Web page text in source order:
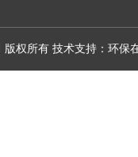
权所有 技术支持： 环保